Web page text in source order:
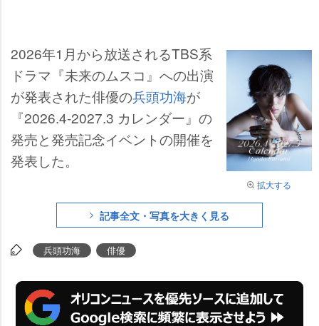
拡大する
2026年1月から放送されるTBS系
ドラマ『未来のムスコ』への出演
が発表された俳優の兵頭功海が
『2026.4-2027.3 カレンダー』の
発売と発売記念イベントの開催を
発表した。
記事全文・写真を大きく見る
兵頭功海 俳優